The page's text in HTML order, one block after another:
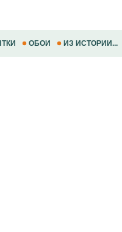
ОБОИ ИЗ ИСТОРИИ...